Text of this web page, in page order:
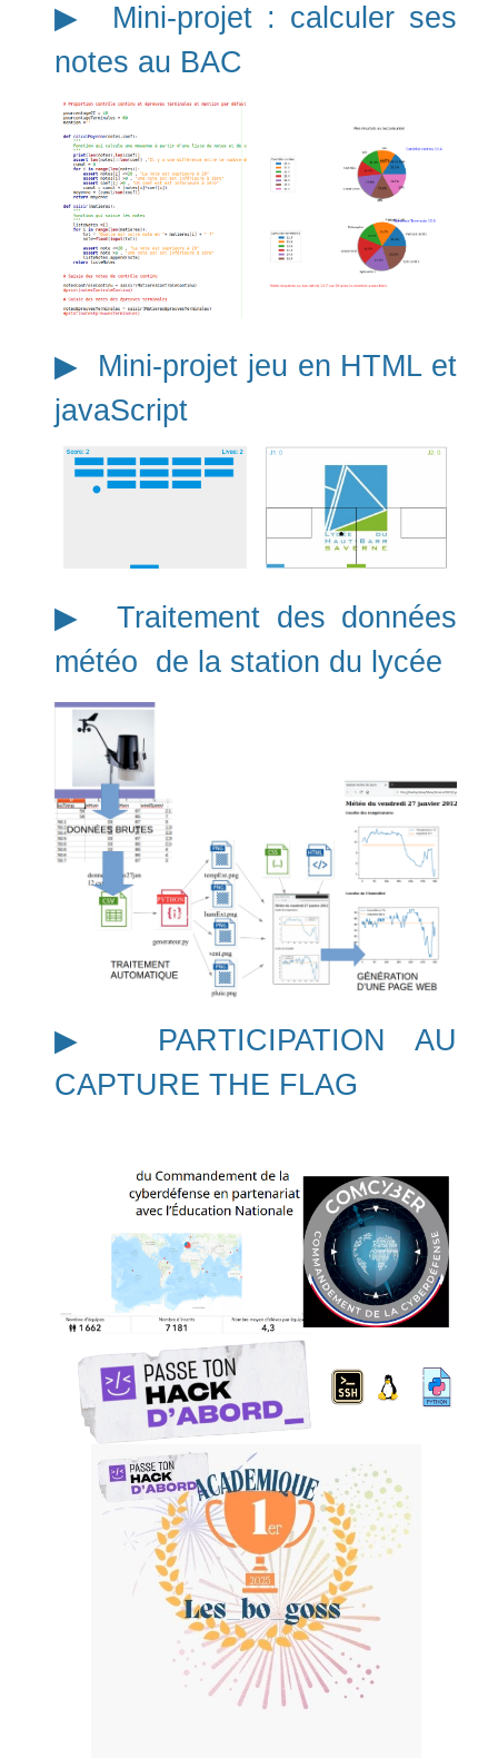
▶︎ Mini-projet : calculer ses
notes au BAC
▶︎ Mini-projet jeu en HTML et
javaScript
▶︎ Traitement des données
météo de la station du lycée
▶︎ PARTICIPATION AU
CAPTURE THE FLAG